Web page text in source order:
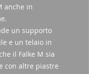
anche in
un supporto
e un telaio in
il Falke M sia
con altre piastre